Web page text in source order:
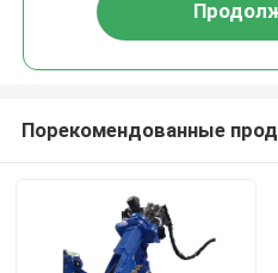
Порекомендованные